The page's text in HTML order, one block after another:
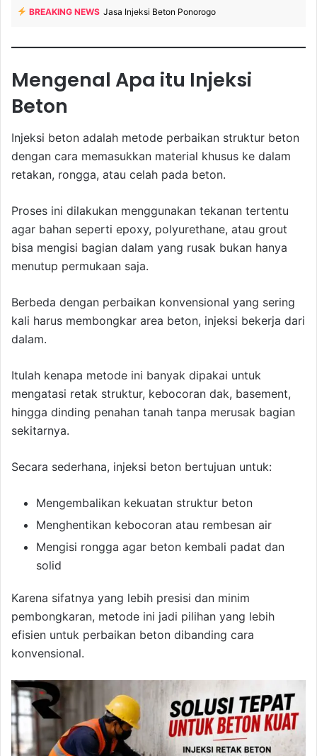
BREAKING NEWS Jasa Injeksi Beton Ponorogo
Mengenal Apa itu Injeksi
Beton
Injeksi beton adalah metode perbaikan struktur beton
dengan cara memasukkan material khusus ke dalam
retakan, rongga, atau celah pada beton.
Proses ini dilakukan menggunakan tekanan tertentu
agar bahan seperti epoxy, polyurethane, atau grout
bisa mengisi bagian dalam yang rusak bukan hanya
menutup permukaan saja.
Berbeda dengan perbaikan konvensional yang sering
kali harus membongkar area beton, injeksi bekerja dari
dalam.
Itulah kenapa metode ini banyak dipakai untuk
mengatasi retak struktur, kebocoran dak, basement,
hingga dinding penahan tanah tanpa merusak bagian
sekitarnya.
Secara sederhana, injeksi beton bertujuan untuk:
Mengembalikan kekuatan struktur beton
Menghentikan kebocoran atau rembesan air
Mengisi rongga agar beton kembali padat dan
solid
Karena sifatnya yang lebih presisi dan minim
pembongkaran, metode ini jadi pilihan yang lebih
efisien untuk perbaikan beton dibanding cara
konvensional.